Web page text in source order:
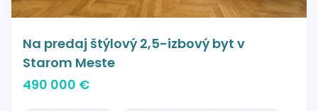
Na predaj štýlový 2,5-izbový byt v
Starom Meste
490 000 €